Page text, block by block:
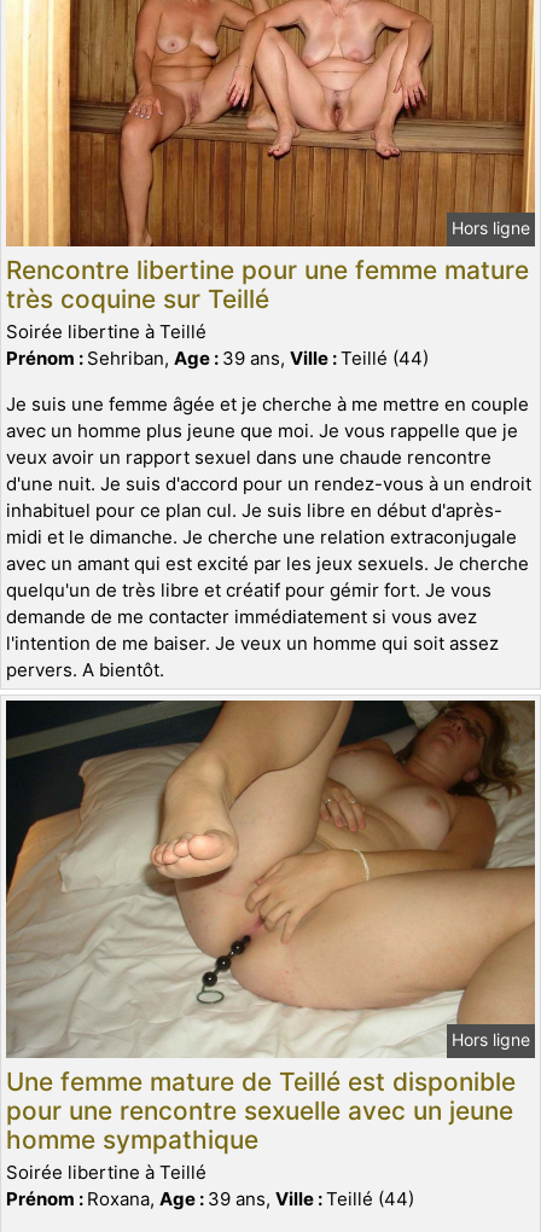
Hors ligne
Rencontre libertine pour une femme mature
très coquine sur Teillé
Soirée libertine à Teillé
Prénom : Sehriban, Age : 39 ans, Ville :Teillé (44)
Je suis une femme âgée et je cherche à me mettre en couple
avec un homme plus jeune que moi. Je vous rappelle que je
veux avoir un rapport sexuel dans une chaude rencontre
d'une nuit. Je suis d'accord pour un rendez-vous à un endroit
inhabituel pour ce plan cul. Je suis libre en début d'après-
midi et le dimanche. Je cherche une relation extraconjugale
avec un amant qui est excité par les jeux sexuels. Je cherche
quelqu'un de très libre et créatif pour gémir fort. Je vous
demande de me contacter immédiatement si vous avez
l'intention de me baiser. Je veux un homme qui soit assez
pervers. A bientôt.
Hors ligne
Une femme mature de Teillé est disponible
pour une rencontre sexuelle avec un jeune
homme sympathique
Soirée libertine à Teillé
Prénom : Roxana, Age : 39 ans, Ville :Teillé (44)